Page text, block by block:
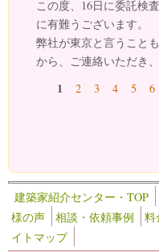
この度、16日に委託検
に有難うございます。
弊社が東京と言うこと
から、ご連絡いただき
ページ1 2 3 4 5 6
建築家紹介センター・TOP
様の声
相談・依頼事例 料
イトマップ